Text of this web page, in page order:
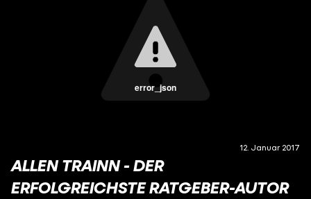
error_json
12. Januar 2017
ALLEN TRAINN - DER
ERFOLGREICHSTE RATGEBER-AUTOR